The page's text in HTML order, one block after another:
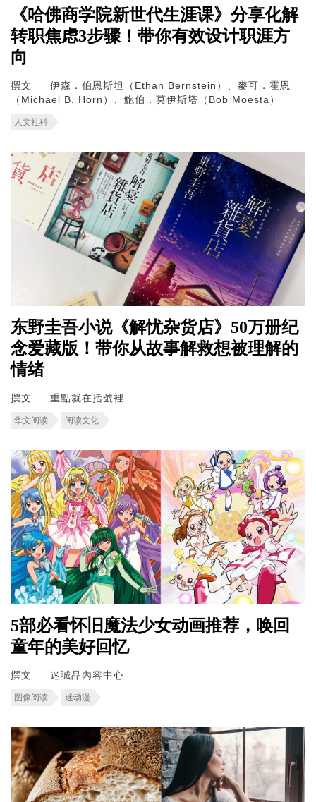
《哈佛商学院新世代生涯课》分享化解
转职焦虑3步骤！带你有效设计职涯方
向
撰文
伊森．伯恩斯坦（Ethan Bernstein）、麥可．霍恩
（Michael B. Horn）、鮑伯．莫伊斯塔（Bob Moesta）
人文社科
东野圭吾小说《解忧杂货店》50万册纪
念爱藏版！带你从故事解救想被理解的
情绪
撰文 重點就在括號裡
华文阅读 阅读文化
5部必看怀旧魔法少女动画推荐，唤回
童年的美好回忆
撰文 迷誠品內容中心
图像阅读 迷动漫